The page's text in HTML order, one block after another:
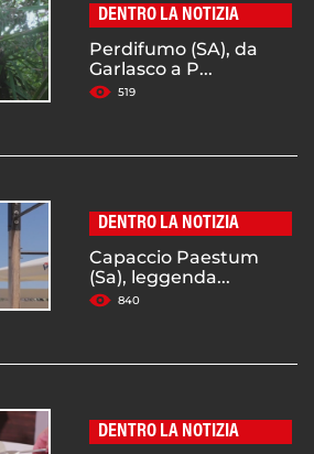
DENTRO LA NOTIZIA
Perdifumo (SA), da
Garlasco a P...
519
DENTRO LA NOTIZIA
Capaccio Paestum
(Sa), leggenda...
840
DENTRO LA NOTIZIA